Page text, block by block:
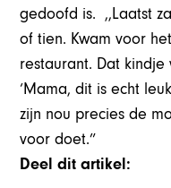
gedoofd is. ,,Laatst
of tien. Kwam voor
restaurant. Dat
‘Mama, dit is echt
zijn nou precies de
voor doet.”
Deel dit artikel: